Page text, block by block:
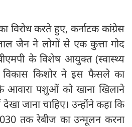
विरोध करते हुए, कर्नाटक कांग्रेस
जैन ने लोगों से एक कुत्ता गोद
के विशेष आयुक्त (स्वास्थ्य
विकास किशोर ने इस फैसले का
आवारा पशुओं को खाना खिलाने
जाना चाहिए। उन्होंने कहा कि
तक रेबीज का उन्मूलन करना